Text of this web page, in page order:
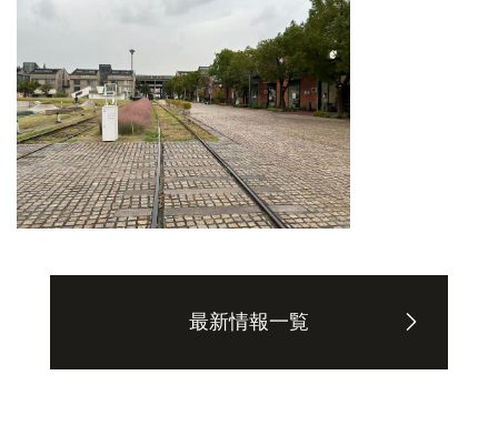
最新情報一覧